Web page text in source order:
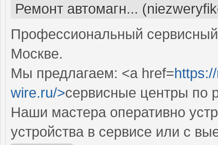
Ремонт автомагн...
Профессиональный
Москве.
Мы предлагаем: <a href=
wire.ru/>сервисные центры по
Наши мастера оперативно
устройства в сервисе или с